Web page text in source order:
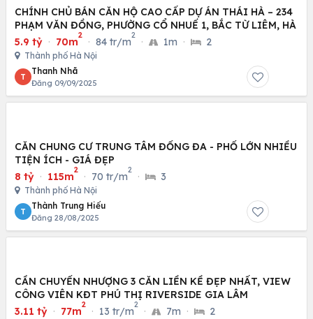
CHÍNH CHỦ BÁN CĂN HỘ CAO CẤP DỰ ÁN THÁI HÀ – 234
PHẠM VĂN ĐỒNG, PHƯỜNG CỔ NHUẾ 1, BẮC TỪ LIÊM, HÀ
5.9 tỷ · 70m
2
· 84 tr/m
2
· 1m · 2
Thành phố Hà Nội
T
Thanh Nhã
Đăng 09/09/2025
CĂN CHUNG CƯ TRUNG TÂM ĐỐNG ĐA - PHỐ LỚN NHIỀU
TIỆN ÍCH - GIÁ ĐẸP
8 tỷ · 115m
2
· 70 tr/m
2
· 3
Thành phố Hà Nội
T
Thành Trung Hiếu
Đăng 28/08/2025
CẦN CHUYỂN NHƯỢNG 3 CĂN LIỀN KỀ ĐẸP NHẤT, VIEW
CÔNG VIÊN KĐT PHÚ THỊ RIVERSIDE GIA LÂM
3.11 tỷ · 77m
2
· 13 tr/m
2
· 7m · 2